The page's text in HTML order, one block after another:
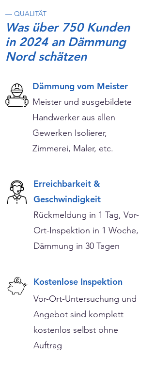
— QUALITÄT
Was über 750 Kunden
in 2024 an Dämmung
Nord schätzen
Dämmung vom Meister
Meister und ausgebildete
Handwerker aus allen
Gewerken Isolierer,
Zimmerei, Maler, etc.
Erreichbarkeit &
Geschwindigkeit
Rückmeldung in 1 Tag, Vor-
Ort-Inspektion in 1 Woche,
Dämmung in 30 Tagen
Kostenlose Inspektion
Vor-Ort-Untersuchung und
Angebot sind komplett
kostenlos selbst ohne
Auftrag